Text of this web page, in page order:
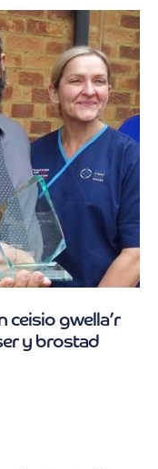
ceisio gwella’r
y brostad